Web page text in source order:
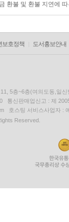
환불 및 환불 지연에
보호정책 도서홍보안내
5층~6층(여의도동,일신
통신판매업신고 : 제
호스팅 서비스사업자 :
Reserved.